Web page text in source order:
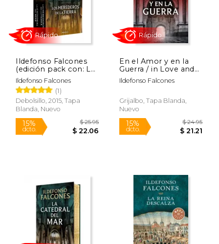
Ildefonso Falcones
(edición pack con: La
catedral del mar | Los
herederos de la tierra)
Ildefonso Falcones
(1)
Debolsillo, 2015, Tapa
Blanda, Nuevo
15%
dcto.
En el Amor y en la
Guerra / in Love and
war
Ildefonso Falcones
Grijalbo, Tapa Blanda,
Nuevo
15%
dcto.